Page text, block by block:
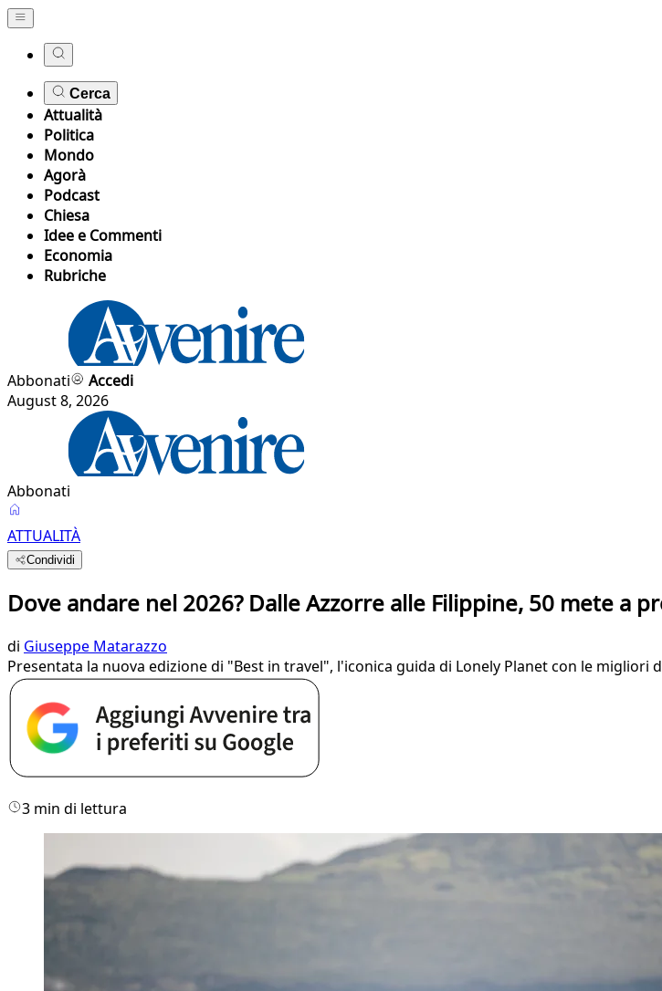
Cerca
Attualità
Politica
Mondo
Agorà
Podcast
Chiesa
Idee e Commenti
Economia
Rubriche
Abbonati
Accedi
August 8, 2026
Abbonati
ATTUALITÀ
Condividi
Dove andare nel 2026? Dalle Azzorre alle Filippine, 50 mete a
di Giuseppe Matarazzo
Presentata la nuova edizione di "Best in travel", l'iconica guida di Lonely Planet con le
3 min di lettura